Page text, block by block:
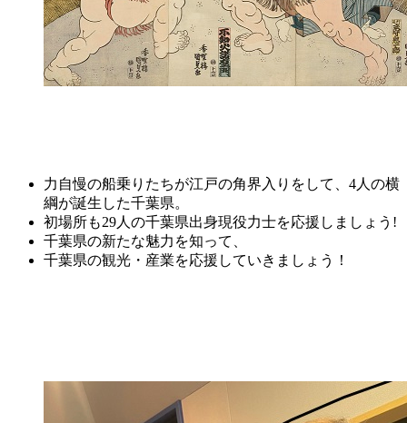
力自慢の船乗りたちが江戸の角界入りをして、4人の横
綱が誕生した千葉県。
初場所も29人の千葉県出身現役力士を応援しましょう!
千葉県の新たな魅力を知って、
千葉県の観光・産業を応援していきましょう！